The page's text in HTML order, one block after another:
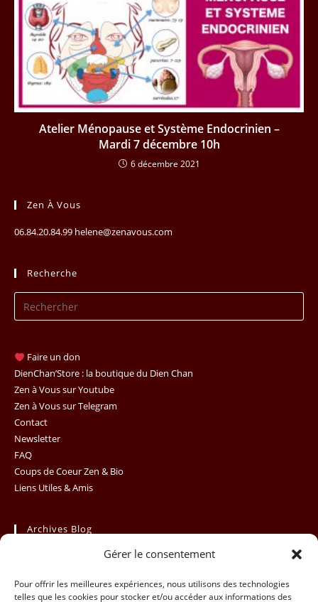
Gérer le consentement
Pour offrir les meilleures expériences, nous utilisons des technologies
telles que les cookies pour stocker et/ou accéder aux informations des
Atelier Ménopause et Système Endocrinien –
Mardi 7 décembre 10h
6 décembre 2021
Zen À Vous
06.84.20.84.99 helene@zenavous.com
Recherche
Faire un don
DienChan’Store : la boutique du Dien Chan
Zen à Vous sur Youtube
Zen à Vous sur Telegram
Contact
Newsletter
FAQ
Coups de Coeur Zen & Bio
Liens Utiles & Amis
Archives Blog
Sélectionner un mois